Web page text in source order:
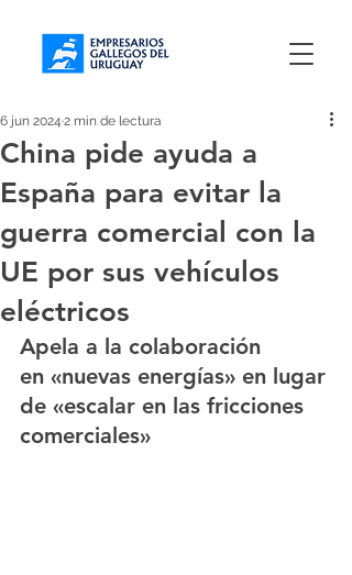
China pide ayuda a
España para evitar la
guerra comercial con la
UE por sus vehículos
eléctricos
6 jun 2024 2 min de lectura
Apela a la colaboración
en «nuevas energías» en lugar
de «escalar en las fricciones
comerciales»